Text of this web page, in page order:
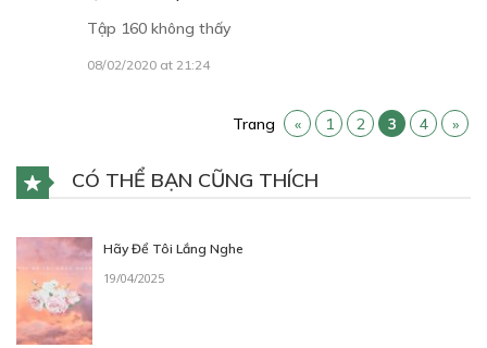
Chiến công của Gát Cô
13/01/2019
Tập 160 không thấy
08/02/2020 at 21:24
Trang « 1 2 3 4 »
CÓ THỂ BẠN CŨNG THÍCH
Hãy Để Tôi Lắng Nghe
19/04/2025